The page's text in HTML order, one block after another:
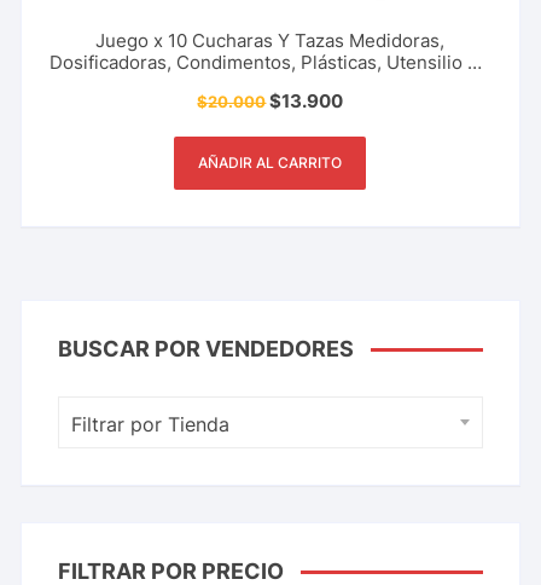
Juego x 10 Cucharas Y Tazas Medidoras,
Dosificadoras, Condimentos, Plásticas, Utensilio De
$20.000$13.900
AÑADIR AL CARRITO
BUSCAR POR VENDEDORES
Filtrar por Tienda
FILTRAR POR PRECIO